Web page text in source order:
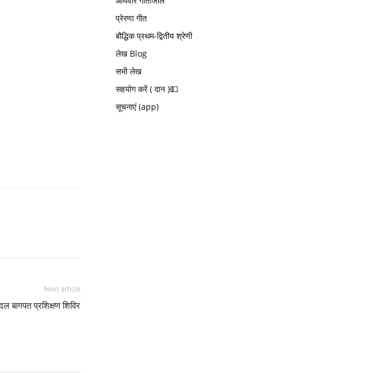
Next article
बागपत प्रशिक्षण शिविर
प्रेरणा गीत
बौद्धिक प्रथम-द्वितीय श्रेणी
लेख Blog
सभी लेख
सहयोग करें ( दान )💵
सूचनाएं (app)